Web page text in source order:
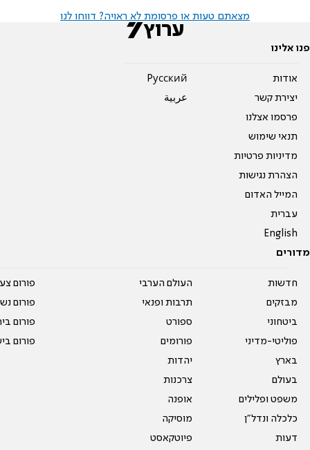
מצאתם טעות או פרסומת לא ראויה? דווחו לנו
פנו אלינו
אודות
יצירת קשר
פרסמו אצלנו
תנאי שימוש
מדיניות פרטיות
הצהרת נגישות
המייל האדום
עברית
English
Pусский
عربية
מדורים
חדשות
מבזקים
ביטחוני
פוליטי-מדיני
בארץ
בעולם
משפט ופלילים
כלכלה ונדל"ן
דעות
העולם הערבי
תרבות ופנאי
ספורט
פורומים
יהדות
צרכנות
אופנה
מוסיקה
פיוטקאסט
פורום
פורום
פורום
פורום